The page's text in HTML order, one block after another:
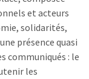
et acteurs
solidarités,
présence quasi
communiqués : le
les